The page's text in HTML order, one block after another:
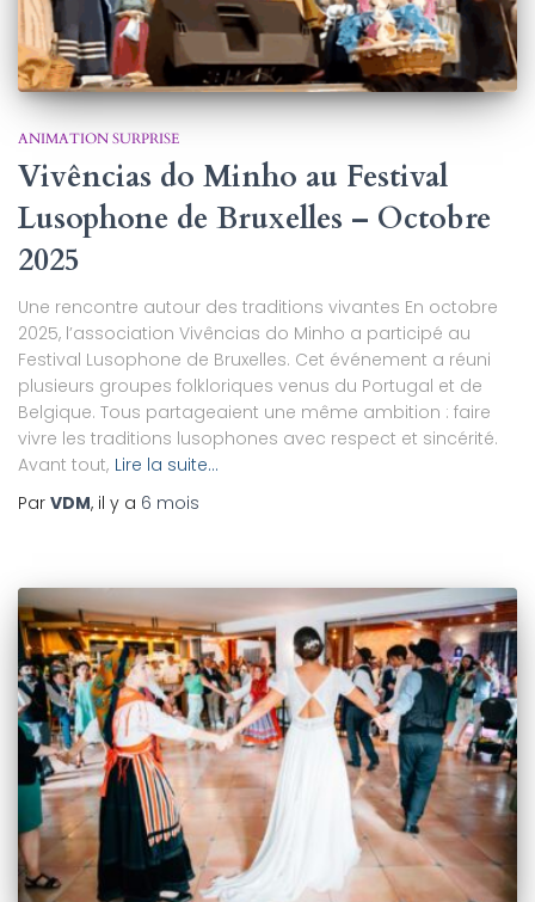
ANIMATION SURPRISE
Vivências do Minho au Festival
Lusophone de Bruxelles – Octobre
2025
Une rencontre autour des traditions vivantes En octobre
2025, l’association Vivências do Minho a participé au
Festival Lusophone de Bruxelles. Cet événement a réuni
plusieurs groupes folkloriques venus du Portugal et de
Belgique. Tous partageaient une même ambition : faire
vivre les traditions lusophones avec respect et sincérité.
Avant tout, Lire la suite…
Par VDM, il y a 6 mois